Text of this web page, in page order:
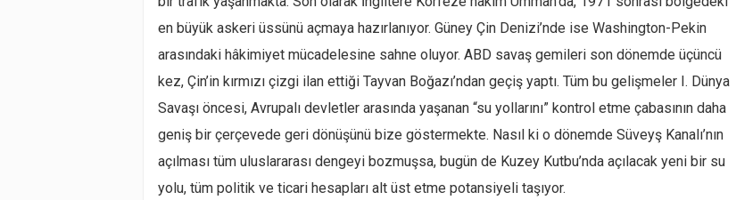
en büyük askeri üssünü açmaya hazırlanıyor. Güney Çin Denizi’nde ise Washington-Pekin
arasındaki hâkimiyet mücadelesine sahne oluyor. ABD savaş gemileri son dönemde üçüncü
kez, Çin’in kırmızı çizgi ilan ettiği Tayvan Boğazı’ndan geçiş yaptı. Tüm bu gelişmeler I. Dünya
Savaşı öncesi, Avrupalı devletler arasında yaşanan “su yollarını” kontrol etme çabasının daha
geniş bir çerçevede geri dönüşünü bize göstermekte. Nasıl ki o dönemde Süveyş Kanalı’nın
açılması tüm uluslararası dengeyi bozmuşsa, bugün de Kuzey Kutbu’nda açılacak yeni bir su
yolu, tüm politik ve ticari hesapları alt üst etme potansiyeli taşıyor.